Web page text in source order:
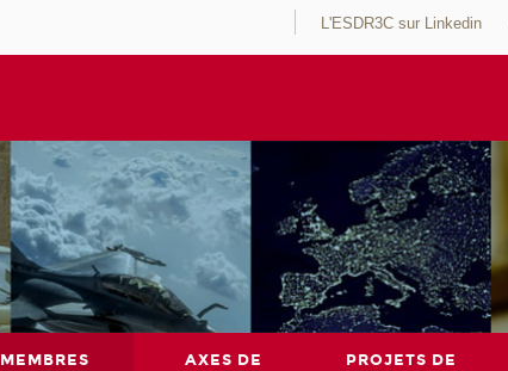
L'ESDR3C sur Linkedin
MEMBRES
AXES DE
PROJETS DE